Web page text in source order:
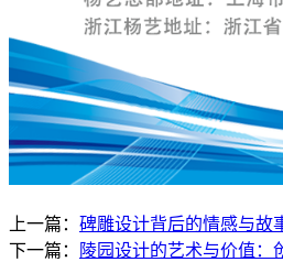
上一篇： 碑雕设计背后的情感与故
下一篇：
陵园设计的艺术与价值：